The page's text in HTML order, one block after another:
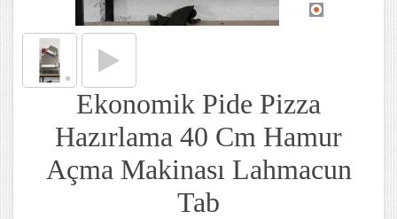
Ekonomik Pide Pizza
Hazırlama 40 Cm Hamur
Açma Makinası Lahmacun
Tab